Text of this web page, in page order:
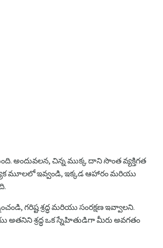
అందువలన, చిన్న ముక్క దాని సొంత వ్యక్తిగత
మూలలో ఇవ్వండి, ఇక్కడ ఆహారం మరియు
గరిష్ట శ్రద్ధ మరియు సంరక్షణ ఇవ్వాలని.
శ్రద్ధ ఒక స్నేహితుడిగా మీరు అవగతం